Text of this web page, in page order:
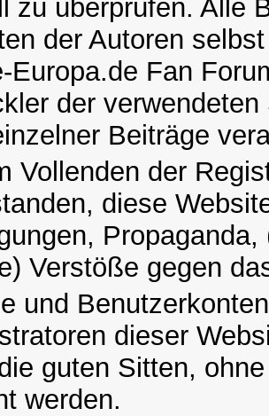
zu überprüfen. Alle
der Autoren
Europa.de Fan
der
Beiträge
Vollenden der
diese
Verstöße gegen
und
dieser
guten Sitten,
werden.